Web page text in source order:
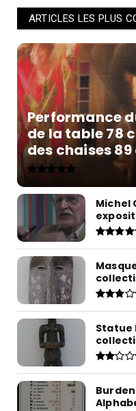
ARTICLES LES PLUS
Performance
de la table 78
des chaises 89
Michel
Statue